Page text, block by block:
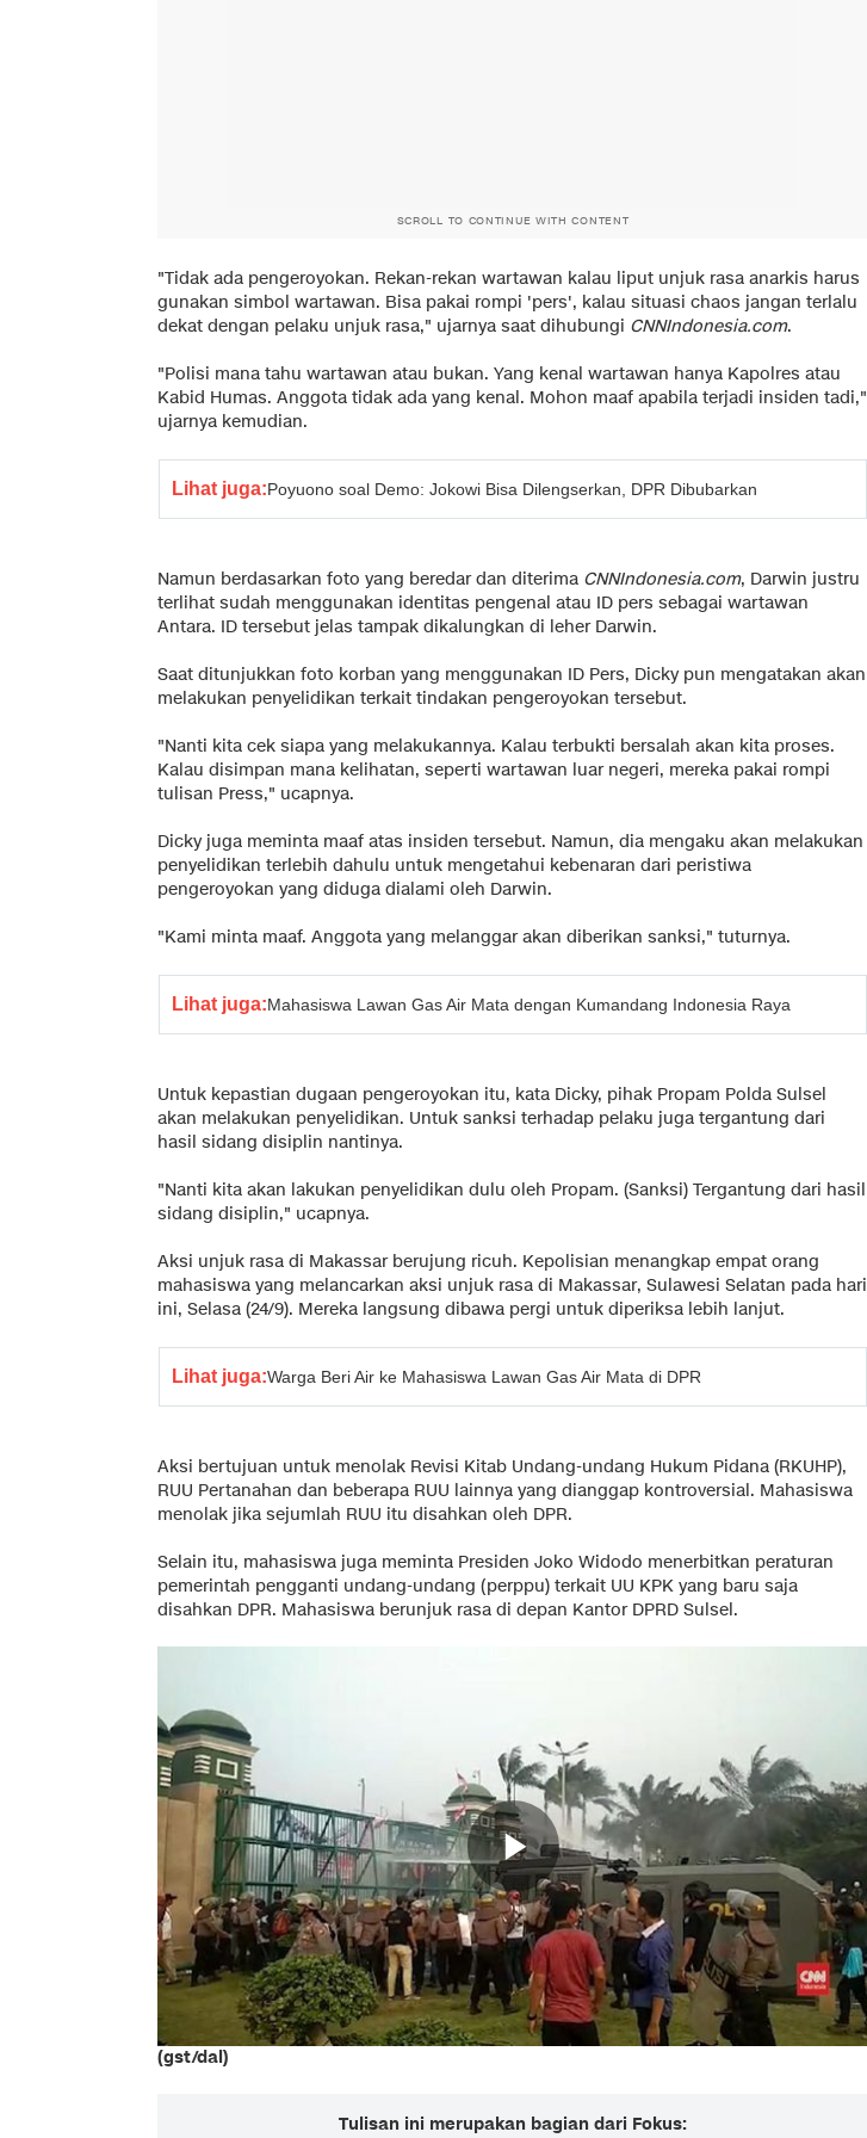
SCROLL TO CONTINUE WITH CONTENT
"Tidak ada pengeroyokan. Rekan-rekan wartawan kalau liput unjuk rasa anarkis harus
gunakan simbol wartawan. Bisa pakai rompi 'pers', kalau situasi chaos jangan terlalu
dekat dengan pelaku unjuk rasa," ujarnya saat dihubungi CNNIndonesia.com.
"Polisi mana tahu wartawan atau bukan. Yang kenal wartawan hanya Kapolres atau
Kabid Humas. Anggota tidak ada yang kenal. Mohon maaf apabila terjadi insiden tadi,"
ujarnya kemudian.
Lihat juga:Poyuono soal Demo: Jokowi Bisa Dilengserkan, DPR Dibubarkan
Namun berdasarkan foto yang beredar dan diterima CNNIndonesia.com, Darwin justru
terlihat sudah menggunakan identitas pengenal atau ID pers sebagai wartawan
Antara. ID tersebut jelas tampak dikalungkan di leher Darwin.
Saat ditunjukkan foto korban yang menggunakan ID Pers, Dicky pun mengatakan akan
melakukan penyelidikan terkait tindakan pengeroyokan tersebut.
"Nanti kita cek siapa yang melakukannya. Kalau terbukti bersalah akan kita proses.
Kalau disimpan mana kelihatan, seperti wartawan luar negeri, mereka pakai rompi
tulisan Press," ucapnya.
Dicky juga meminta maaf atas insiden tersebut. Namun, dia mengaku akan melakukan
penyelidikan terlebih dahulu untuk mengetahui kebenaran dari peristiwa
pengeroyokan yang diduga dialami oleh Darwin.
"Kami minta maaf. Anggota yang melanggar akan diberikan sanksi," tuturnya.
Lihat juga:Mahasiswa Lawan Gas Air Mata dengan Kumandang Indonesia Raya
Untuk kepastian dugaan pengeroyokan itu, kata Dicky, pihak Propam Polda Sulsel
akan melakukan penyelidikan. Untuk sanksi terhadap pelaku juga tergantung dari
hasil sidang disiplin nantinya.
"Nanti kita akan lakukan penyelidikan dulu oleh Propam. (Sanksi) Tergantung dari hasil
sidang disiplin," ucapnya.
Aksi unjuk rasa di Makassar berujung ricuh. Kepolisian menangkap empat orang
mahasiswa yang melancarkan aksi unjuk rasa di Makassar, Sulawesi Selatan pada hari
ini, Selasa (24/9). Mereka langsung dibawa pergi untuk diperiksa lebih lanjut.
Lihat juga:Warga Beri Air ke Mahasiswa Lawan Gas Air Mata di DPR
Aksi bertujuan untuk menolak Revisi Kitab Undang-undang Hukum Pidana (RKUHP),
RUU Pertanahan dan beberapa RUU lainnya yang dianggap kontroversial. Mahasiswa
menolak jika sejumlah RUU itu disahkan oleh DPR.
Selain itu, mahasiswa juga meminta Presiden Joko Widodo menerbitkan peraturan
pemerintah pengganti undang-undang (perppu) terkait UU KPK yang baru saja
disahkan DPR. Mahasiswa berunjuk rasa di depan Kantor DPRD Sulsel.
(gst/dal)
Tulisan ini merupakan bagian dari Fokus: